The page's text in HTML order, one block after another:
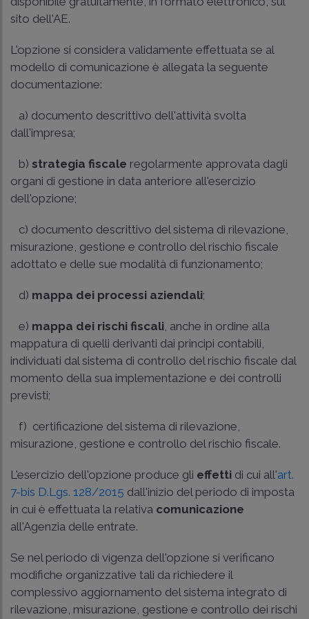
sito dell'AE.
L'opzione si considera validamente effettuata se al
modello di comunicazione è allegata la seguente
documentazione:
a) documento descrittivo dell'attività svolta
dall'impresa;
b) strategia fiscale regolarmente approvata dagli
organi di gestione in data anteriore all'esercizio
dell'opzione;
c) documento descrittivo del sistema di rilevazione,
misurazione, gestione e controllo del rischio fiscale
adottato e delle sue modalità di funzionamento;
d) mappa dei processi aziendali;
e) mappa dei rischi fiscali, anche in ordine alla
mappatura di quelli derivanti dai principi contabili,
individuati dal sistema di controllo del rischio fiscale dal
momento della sua implementazione e dei controlli
previsti;
f) certificazione del sistema di rilevazione,
misurazione, gestione e controllo del rischio fiscale.
L'esercizio dell'opzione produce gli effetti di cui all'art.
7-bis D.Lgs. 128/2015 dall'inizio del periodo di imposta
in cui è effettuata la relativa comunicazione
all'Agenzia delle entrate.
Se nel periodo di vigenza dell'opzione si verificano
modifiche organizzative tali da richiedere il
complessivo aggiornamento del sistema integrato di
rilevazione, misurazione, gestione e controllo dei rischi